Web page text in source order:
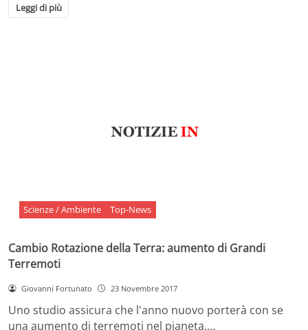
Leggi di più
Scienze / Ambiente Top-News
Cambio Rotazione della Terra: aumento di Grandi
Terremoti
Giovanni Fortunato 23 Novembre 2017
Uno studio assicura che l'anno nuovo porterà con se
una aumento di terremoti nel pianeta.…